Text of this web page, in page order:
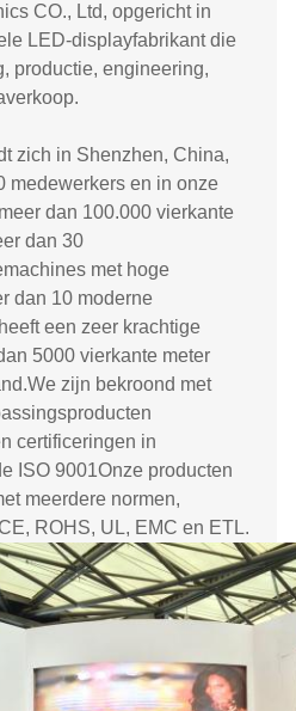
CO., Ltd, opgericht in
LED-displayfabrikant die
productie, engineering,
zich in Shenzhen, China,
medewerkers en in onze
dan 100.000 vierkante
dan 30
met hoge
dan 10 moderne
een zeer krachtige
5000 vierkante meter
zijn bekroond met
certificeringen in
ISO 9001Onze producten
meerdere normen,
ROHS, UL, EMC en ETL.